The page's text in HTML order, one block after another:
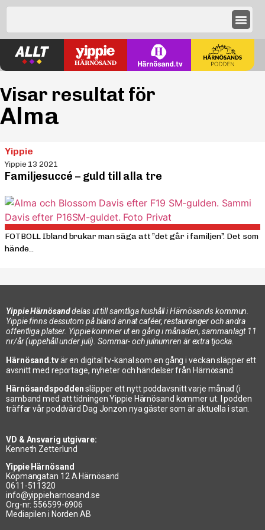
Visar resultat för
Alma
Yippie
Yippie 13 2021
Familjesuccé – guld till alla tre
FOTBOLL Ibland brukar man säga att ”det går i familjen”. Det som
hände...
Yippie Härnösanddelas ut till samtliga hushåll i Härnösands kommun.
Yippie finns dessutom på bland annat caféer, restauranger och andra
offentliga platser. Yippie kommer ut en gång i månaden, sammanlagt 11
nr/år (uppehåll under juli). Sommar- och julnumren är extra tjocka.
Härnösand.tvär en digital tv-kanal som en gång i veckan släpper ett
avsnitt med reportage, nyheter och händelser från Härnösand.
Härnösandspoddensläpper ett nytt poddavsnitt varje månad (i
samband med att tidningen Yippie Härnösand kommer ut. I podden
träffar vår poddvärd Dag Jonzon nya gäster som är aktuella i stan.
VD & Ansvarig utgivare:
Kenneth Zetterlund
Yippie Härnösand
Köpmangatan 12 A Härnösand
0611-511320
info@yippieharnosand.se
Org-nr: 556599-6906
Mediapilen i Norden AB